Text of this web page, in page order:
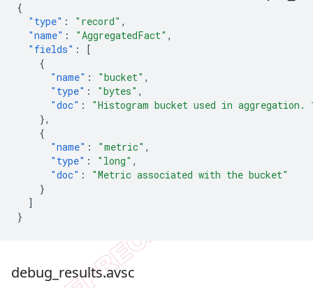
{
"type" : "record" ,
"name" : "AggregatedFact" ,
"fields" :
[
{
"name" : "bucket" ,
"type" : "bytes" ,
"doc" :
"Histogram bucket used in
},
{
"name" : "metric" ,
"type" : "long" ,
"doc" :
"Metric associated with the bucket"
}
]
}
debug results.avsc